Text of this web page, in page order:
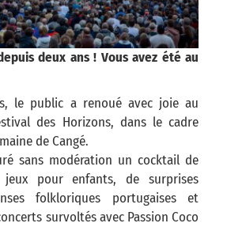
deux ans ! Vous avez été au
le public a renoué avec joie au
des Horizons, dans le cadre
de Cangé.
sans modération un cocktail de
jeux pour enfants, de surprises
folkloriques portugaises et
survoltés avec Passion Coco